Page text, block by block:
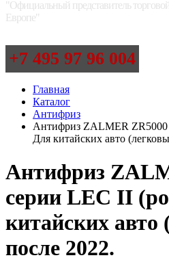
"Официальный представитель
Европе"
+7 495 97 96 004
Главная
Каталог
Антифриз
Антифриз ZALMER
Для китайских авто
Антифриз
серии LEC II
китайских авто
после 2022.